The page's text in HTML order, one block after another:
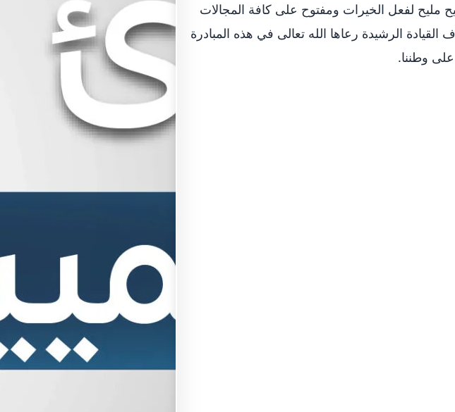
مليح لفعل الخيرات ومفتوح على كافة المجالات
القيادة الرشيدة رعاها الله تعالى في هذه المبادرة
على وطننا.